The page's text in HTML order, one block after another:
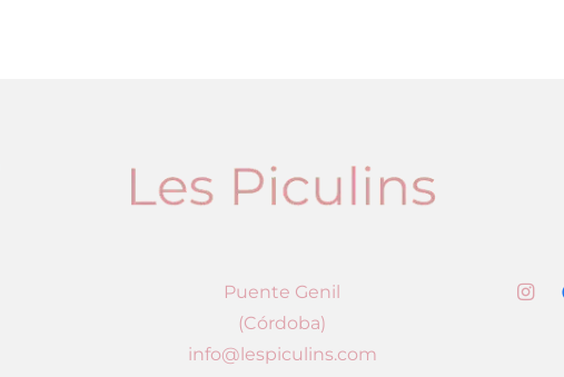
Puente Genil
(Córdoba)
info@lespiculins.com